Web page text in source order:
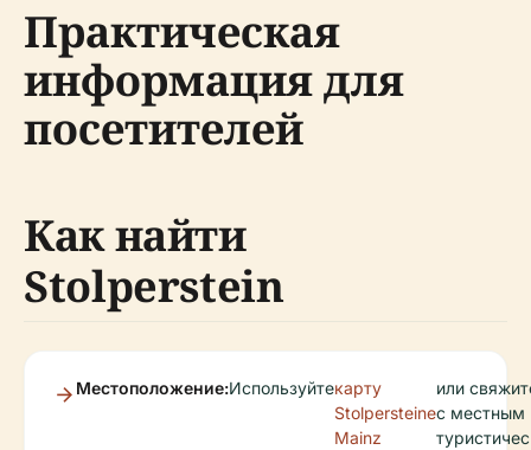
Практическая
информация для
посетителей
Как найти
Stolperstein
Местоположение:Используйтекарту
Stolpersteine
Mainz
или
с местным